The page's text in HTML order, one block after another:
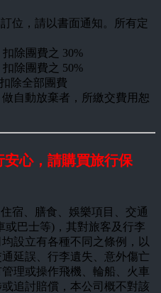
位，請以書面通知。所有定
扣除團費之 30%
扣除團費之 50%
除全部團費
自動放棄者，所繳交費用恕
安心，請購買旅行保
宿、膳食、娛樂項目、交通
或巴士等)，其對旅客及行李
設立有各種不同之條例，以
延誤、行李遺失、意外傷亡
理或操作飛機、輪船、火車
追討賠償，本公司概不對該